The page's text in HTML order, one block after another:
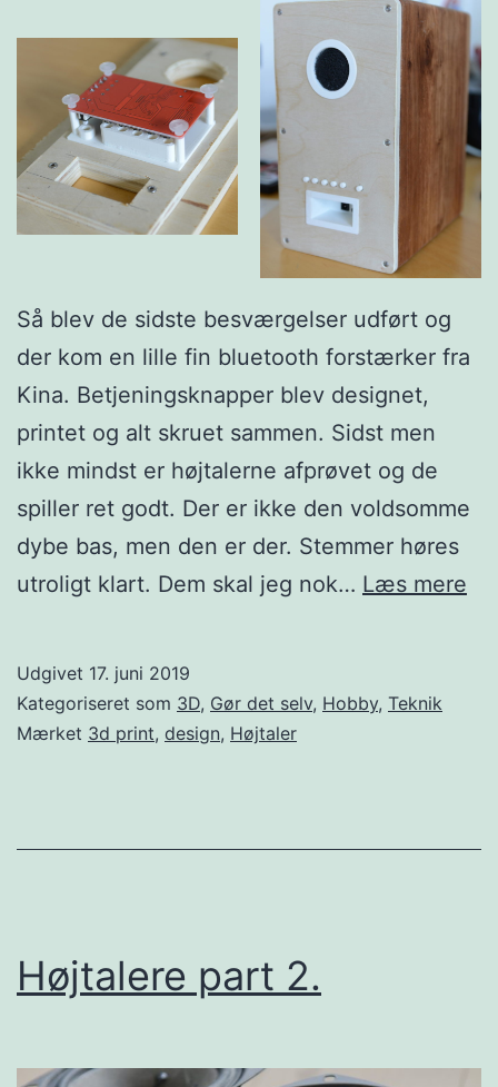
Så blev de sidste besværgelser udført og
der kom en lille fin bluetooth forstærker fra
Kina. Betjeningsknapper blev designet,
printet og alt skruet sammen. Sidst men
ikke mindst er højtalerne afprøvet og de
spiller ret godt. Der er ikke den voldsomme
dybe bas, men den er der. Stemmer høres
utroligt klart. Dem skal jeg nok… Læs mere
Udgivet 17. juni 2019
Kategoriseret som 3D, Gør det selv, Hobby, Teknik
Mærket 3d print, design, Højtaler
Højtalere part 2.